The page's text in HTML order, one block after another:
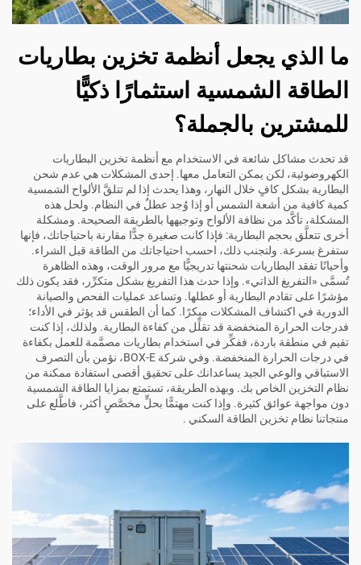
ما الذي يجعل أنظمة تخزين بطاريات
الطاقة الشمسية استثمارًا ذكيًّا
للمشترين بالجملة؟
قد تحدث مشاكل شائعة في الاستخدام مع أنظمة تخزين البطاريات
الكهروضوئية، لكن يمكن التعامل معها. إحدى المشكلات هي عدم شحن
البطارية بشكل كافٍ خلال النهار، وهذا يحدث إذا لم تتلقَّ الألواح الشمسية
كمية كافية من أشعة الشمس أو إذا وُجد عطلٌ في النظام. ولحل هذه
المشكلة، تأكَّد من نظافة الألواح وتوجيهها بالطريقة الصحيحة. ومشكلة
أخرى تتعلَّق بحجم البطارية: فإذا كانت صغيرة جدًّا مقارنة باحتياجاتك، فإنها
ستفرغ بسرعة. ولتجنب ذلك، احسب احتياجاتك من الطاقة قبل الشراء.
وأحيانًا تفقد البطاريات شحنتها تدريجيًّا مع مرور الوقت، وهذه الظاهرة
تُسمَّى «التفريغ الذاتي». وإذا حدث هذا التفريغ بشكل متكرِّر، فقد يكون ذلك
مؤشرًا على تقادم البطارية أو عطلها. وتساعد عمليات الفحص والصيانة
الدورية في اكتشاف المشكلات مبكرًا. كما أن الطقس قد يؤثر في الأداء؛
فدرجات الحرارة المنخفضة قد تقلِّل من كفاءة البطارية. ولذلك، إذا كنت
تقيم في منطقة باردة، ففكِّر في استخدام بطاريات مصمَّمة للعمل بكفاءة
في درجات الحرارة المنخفضة. وفي شركة BOX-E، نؤمن بأن التصرف
الاستباقي والوعي الجيد يساعدانك على تحقيق أقصى استفادة ممكنة من
نظام التخزين الخاص بك. وبهذه الطريقة، تستمتع بمزايا الطاقة الشمسية
دون مواجهة عوائق كثيرة. وإذا كنت مهتمًّا بحلٍّ مخصَّصٍ أكثر، فاطَّلع على
منتجاتنا نظام تخزين الطاقة السكني .